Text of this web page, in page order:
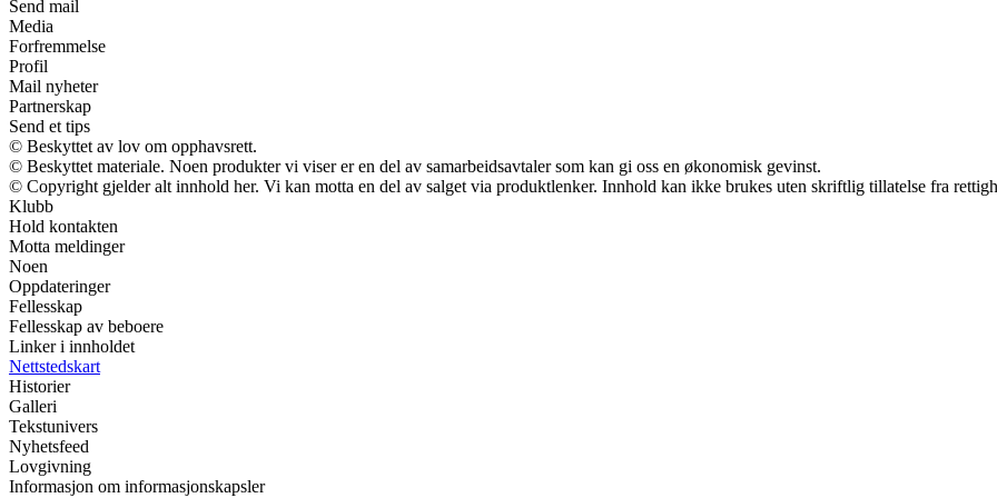
Send mail
Media
Forfremmelse
Profil
Mail nyheter
Partnerskap
Send et tips
© Beskyttet av lov om opphavsrett.
© Beskyttet materiale. Noen produkter vi viser er en del av samarbeidsavtaler som kan gi oss en økonomisk gevinst.
© Copyright gjelder alt innhold her. Vi kan motta en del av salget via produktlenker. Innhold kan ikke brukes uten skriftlig tillatelse fra
Klubb
Hold kontakten
Motta meldinger
Noen
Oppdateringer
Fellesskap
Fellesskap av beboere
Linker i innholdet
Nettstedskart
Historier
Galleri
Tekstunivers
Nyhetsfeed
Lovgivning
Informasjon om informasjonskapsler